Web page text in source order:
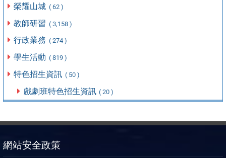
榮耀山城 ( 62 )
教師研習 ( 3,158 )
行政業務 ( 274 )
學生活動 ( 819 )
特色招生資訊 ( 50 )
戲劇班特色招生資訊 ( 20 )
網站安全政策